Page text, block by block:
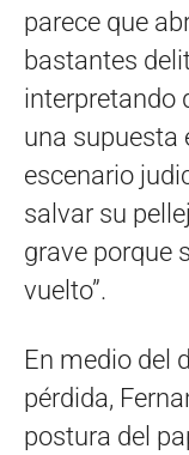
parece que
bastantes
interpretando
una supuesta
escenario
salvar su
grave porque
vuelto”.
En medio del
pérdida,
postura del